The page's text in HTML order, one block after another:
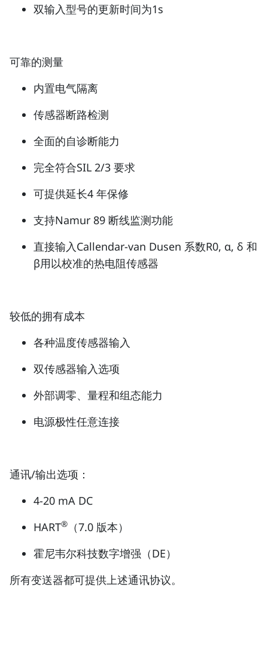
双输入型号的更新时间为1s
可靠的测量
内置电气隔离
传感器断路检测
全面的自诊断能力
完全符合SIL 2/3 要求
可提供延长4 年保修
支持Namur 89 断线监测功能
直接输入Callendar-van Dusen 系数R0, α, δ 和
β用以校准的热电阻传感器
较低的拥有成本
各种温度传感器输入
双传感器输入选项
外部调零、量程和组态能力
电源极性任意连接
通讯/输出选项：
4-20 mA DC
HART®
（7.0 版本）
霍尼韦尔科技数字增强（DE）
所有变送器都可提供上述通讯协议。